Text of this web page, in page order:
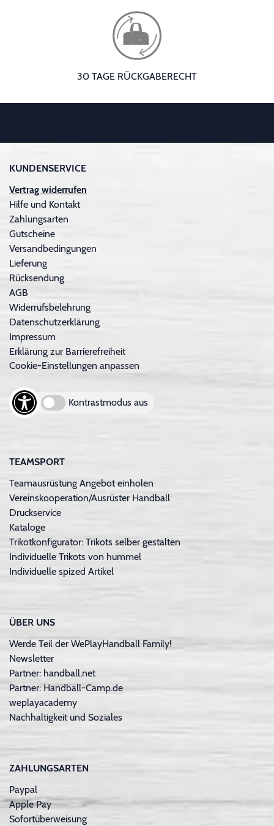
30 TAGE RÜCKGABERECHT
KUNDENSERVICE
Vertrag widerrufen
Hilfe und Kontakt
Zahlungsarten
Gutscheine
Versandbedingungen
Lieferung
Rücksendung
AGB
Widerrufsbelehrung
Datenschutzerklärung
Impressum
Erklärung zur Barrierefreiheit
Cookie-Einstellungen anpassen
Kontrastmodus aus
TEAMSPORT
Teamausrüstung Angebot einholen
Vereinskooperation/Ausrüster Handball
Druckservice
Kataloge
Trikotkonfigurator: Trikots selber gestalten
Individuelle Trikots von hummel
Individuelle spized Artikel
ÜBER UNS
Werde Teil der WePlayHandball Family!
Newsletter
Partner: handball.net
Partner: Handball-Camp.de
weplayacademy
Nachhaltigkeit und Soziales
ZAHLUNGSARTEN
Paypal
Apple Pay
Sofortüberweisung